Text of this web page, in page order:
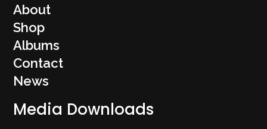
About
Shop
Albums
Contact
News
Media Downloads